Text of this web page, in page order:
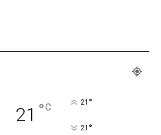
21 °C 21 °
21 °